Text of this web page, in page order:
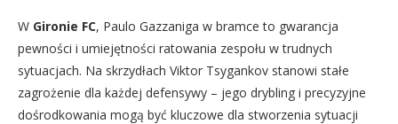
W Gironie FC, Paulo Gazzaniga w bramce to gwarancja
pewności i umiejętności ratowania zespołu w trudnych
sytuacjach. Na skrzydłach Viktor Tsygankov stanowi stałe
zagrożenie dla każdej defensywy – jego drybling i precyzyjne
dośrodkowania mogą być kluczowe dla stworzenia sytuacji